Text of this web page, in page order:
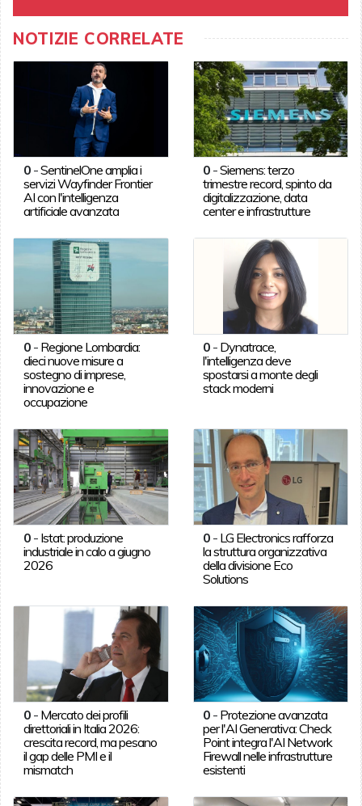
NOTIZIE CORRELATE
0-SentinelOne amplia i
servizi Wayfinder Frontier
AI con l'intelligenza
artificiale avanzata
0 -Siemens: terzo
trimestre record, spinto da
digitalizzazione, data
center e infrastrutture
0- Regione Lombardia:
dieci nuove misure a
sostegno di imprese,
innovazione e
occupazione
0 - Dynatrace,
l'intelligenza deve
spostarsi a monte degli
stack moderni
0- Istat: produzione
industriale in calo a giugno
2026
0 - LG Electronics rafforza
la struttura organizzativa
della divisione Eco
Solutions
0- Mercato dei profili
direttoriali in Italia 2026:
crescita record, ma pesano
il gap delle PMI e il
mismatch
0 - Protezione avanzata
per l'AI Generativa: Check
Point integra l'AI Network
Firewall nelle infrastrutture
esistenti